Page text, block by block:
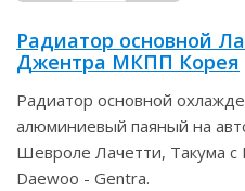
Радиатор основной
Джентра МКПП Корея
Радиатор основной
алюминиевый паяный на
Шевроле Лачетти, Такума
Daewoo - Gentra.